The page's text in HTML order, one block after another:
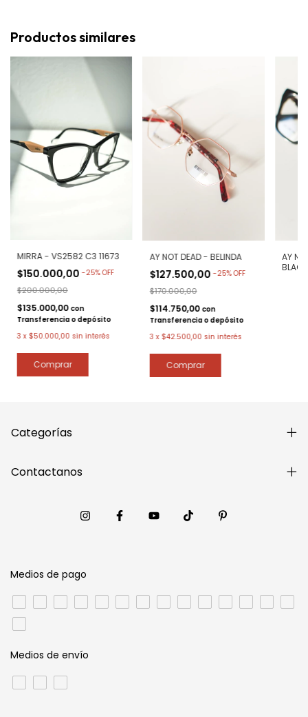
Productos similares
MIRRA - VS2582 C3 11673
$150.000,00-25%OFF
$200.000,00
$135.000,00 con
Transferencia o depósito
3 x $50.000,00 sin interés
AY NOT DEAD - BELINDA
$127.500,00-25%OFF
$170.000,00
$114.750,00 con
Transferencia o depósito
3 x $42.500,00 sin interés
AY
BLACK
Categorías
Contactanos
Medios de pago
Medios de envío